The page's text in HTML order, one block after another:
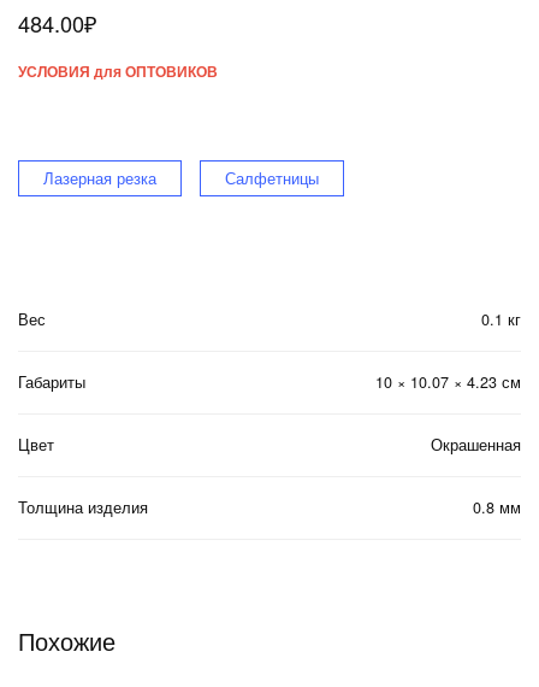
484.00₽
УСЛОВИЯ для ОПТОВИКОВ
Лазерная резка Салфетницы
Вес 0.1 кг
Габариты 10 × 10.07 × 4.23 см
Цвет Окрашенная
Толщина изделия 0.8 мм
Похожие